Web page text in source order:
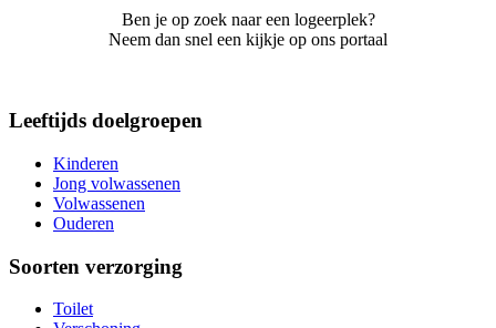
Ben je op zoek naar een logeerplek?
Neem dan snel een kijkje op ons portaal
Leeftijds doelgroepen
Kinderen
Jong volwassenen
Volwassenen
Ouderen
Soorten verzorging
Toilet